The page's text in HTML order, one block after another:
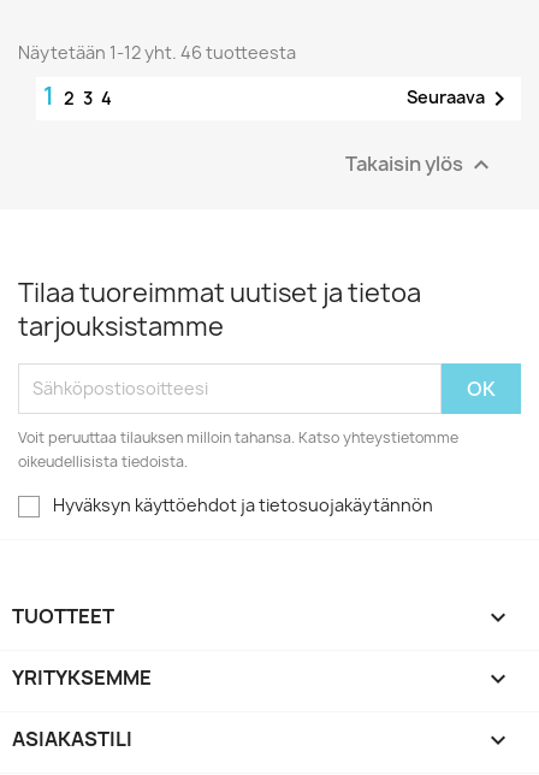
Näytetään 1-12 yht. 46 tuotteesta
1 2 3 4 Seuraava 
Takaisin ylös 
Tilaa tuoreimmat uutiset ja tietoa
tarjouksistamme
Voit peruuttaa tilauksen milloin tahansa. Katso yhteystietomme
oikeudellisista tiedoista.
Hyväksyn käyttöehdot ja tietosuojakäytännön
TUOTTEET 
YRITYKSEMME 
ASIAKASTILI 